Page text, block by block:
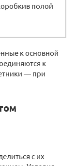
полой
к основной
к
— при
с их